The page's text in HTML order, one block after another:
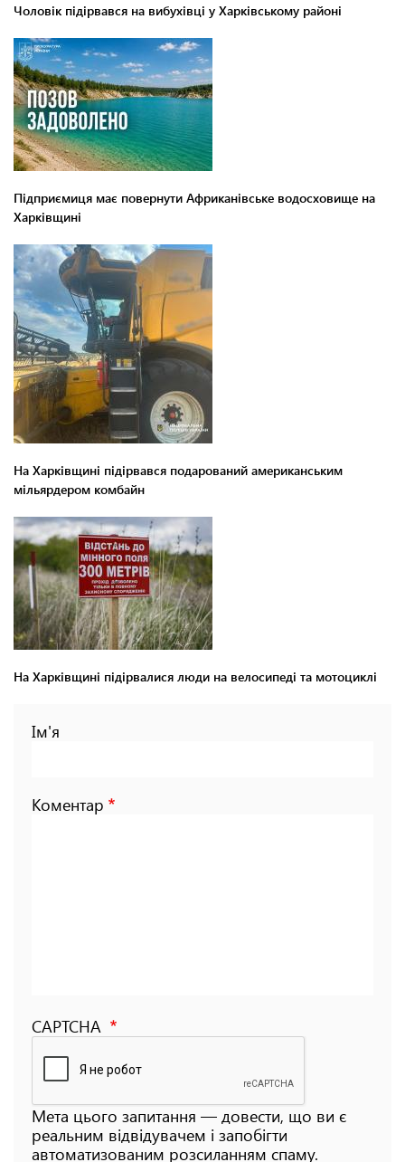
Чоловік підірвався на вибухівці у Харківському районі
Підприємиця має повернути Африканівське водосховище на
Харківщині
На Харківщині підірвався подарований американським
мільярдером комбайн
На Харківщині підірвалися люди на велосипеді та мотоциклі
Ім'я
Коментар
CAPTCHA
Мета цього запитання — довести, що ви є
реальним відвідувачем і запобігти
автоматизованим розсиланням спаму.